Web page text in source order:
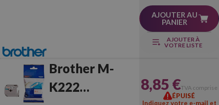
AJOUTER AU
PANIER
AJOUTER À
VOTRE LISTE
Brother M-
K222
8,85 €TVA comprise
ÉPUISÉ
Indiquez votre e-mail et